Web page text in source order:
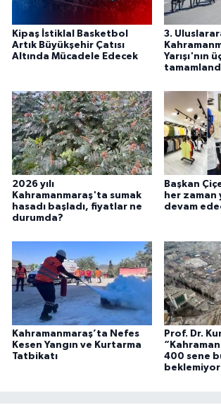
Kipaş İstiklal Basketbol
Artık Büyükşehir Çatısı
Altında Mücadele Edecek
3.
Yarışı'nın
2026 yılı
Kahramanmaraş'ta sumak
hasadı başladı, fiyatlar ne
durumda?
Başkan
her zaman
devam
Kahramanmaraş’ta Nefes
Kesen Yangın ve Kurtarma
Tatbikatı
Prof. Dr.
400 sene